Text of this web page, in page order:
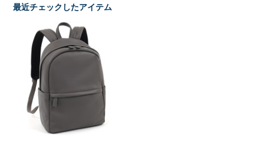
最近チェックしたアイテム